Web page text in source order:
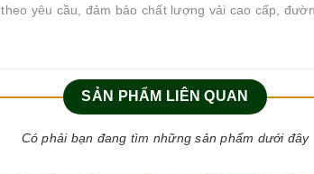
theo yêu cầu, đảm bảo chất lượng vải cao cấp,
SẢN PHẨM LIÊN QUAN
Có phải bạn đang tìm những sản phẩm dưới đây